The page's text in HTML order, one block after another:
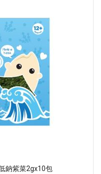
鈉紫菜2gx10包